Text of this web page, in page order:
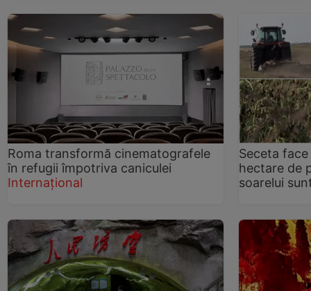
Roma transformă cinematografele
în refugii împotriva caniculei
Internațional
Seceta
hectare de
soarelui